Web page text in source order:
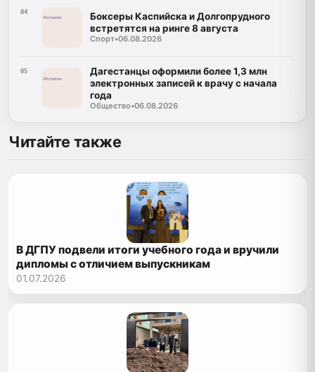
04
Боксеры Каспийска и Долгопрудного
встретятся на ринге 8 августа
Спорт•06.08.2026
05
Дагестанцы оформили более 1,3 млн
электронных записей к врачу с начала
года
Общество•06.08.2026
Читайте также
В ДГПУ подвели итоги учебного года и вручили
дипломы с отличием выпускникам
01.07.2026